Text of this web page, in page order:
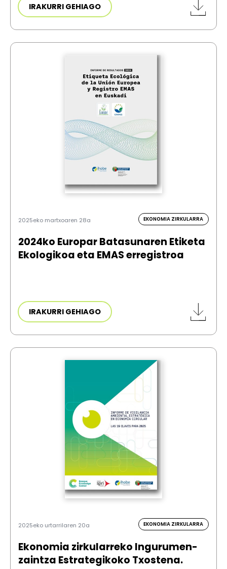
IRAKURRI GEHIAGO
2025eko martxoaren 28a EKONOMIA ZIRKULARRA
2024ko Europar Batasunaren Etiketa
Ekologikoa eta EMAS erregistroa
IRAKURRI GEHIAGO
2025eko urtarrilaren 20a EKONOMIA ZIRKULARRA
Ekonomia zirkularreko Ingurumen-
zaintza Estrategikoko Txostena.